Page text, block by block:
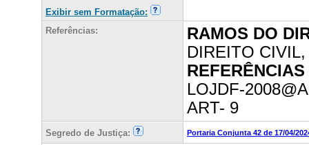
Exibir sem Formatação:
Referências:
RAMOS DO
DIREITO
LOJDF-
ART- 9
Segredo de Justiça: Portaria Conjunta 42 de 17/04/